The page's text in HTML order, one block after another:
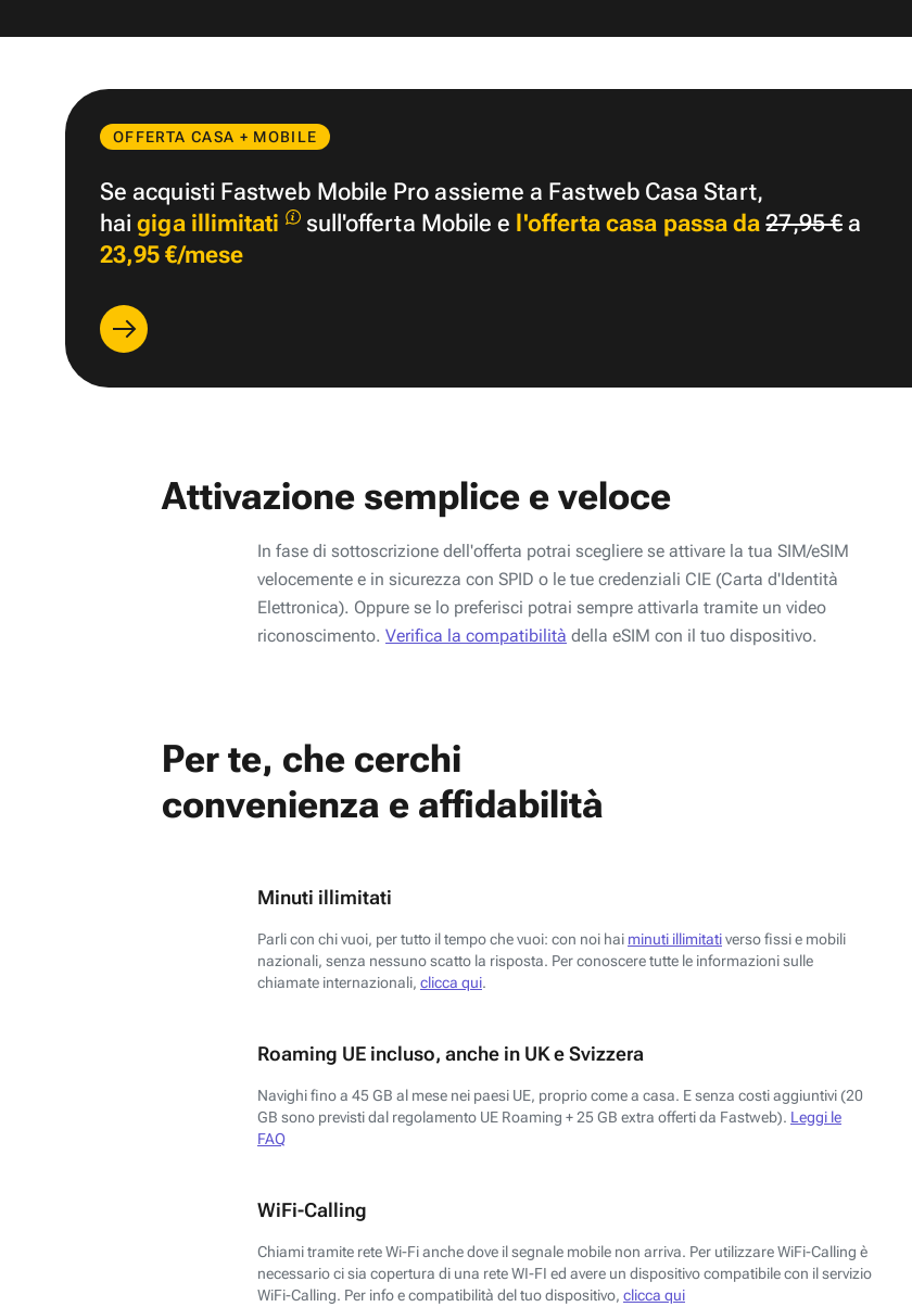
OFFERTA CASA + MOBILE
Se acquisti Fastweb Mobile Pro assieme a Fastweb Casa Start,
haigiga illimitati sull'offerta Mobile e l'offerta casa passa da 27,95 €a
23,95 €/mese
Attivazione semplice e veloce
In fase di sottoscrizione dell'offerta potrai scegliere se attivare la tua SIM/eSIM
velocemente e in sicurezza con SPID o le tue credenziali CIE (Carta d'Identità
Elettronica). Oppure se lo preferisci potrai sempre attivarla tramite un video
riconoscimento. Verifica la compatibilità della eSIM con il tuo dispositivo.
Per te, che cerchi
convenienza e affidabilità
Minuti illimitati
Parli con chi vuoi, per tutto il tempo che vuoi: con noi hai minuti illimitativerso fissi e mobili
nazionali, senza nessuno scatto la risposta. Per conoscere tutte le informazioni sulle
chiamate internazionali, clicca qui.
Roaming UE incluso, anche in UK e Svizzera
Navighi fino a 45 GB al mese nei paesi UE, proprio come a casa. E senza costi aggiuntivi (20
GB sono previsti dal regolamento UE Roaming + 25 GB extra offerti da Fastweb). Leggi le
FAQ
WiFi-Calling
Chiami tramite rete Wi-Fi anche dove il segnale mobile non arriva. Per utilizzare WiFi-Calling è
necessario ci sia copertura di una rete WI-FI ed avere un dispositivo compatibile con il servizio
WiFi-Calling. Per info e compatibilità del tuo dispositivo, clicca qui